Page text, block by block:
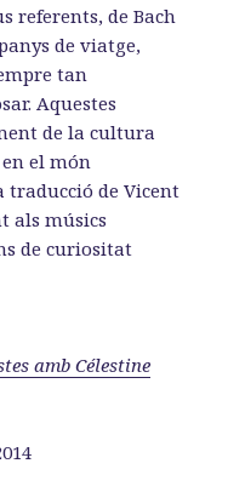
referents, de Bach
de viatge,
tan
Aquestes
de la cultura
el món
traducció de Vicent
als músics
de curiositat
amb Célestine